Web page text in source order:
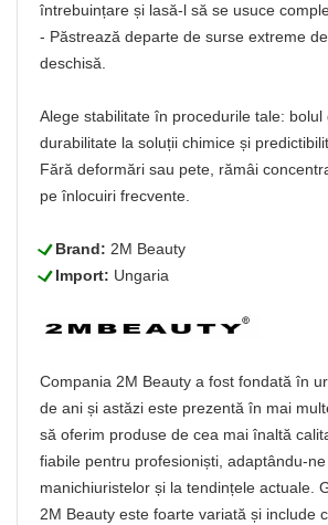
întrebuințare și lasă-l să se usuce
- Păstrează departe de surse extreme
deschisă.
Alege stabilitate în procedurile tale: bolul
durabilitate la soluții chimice și
Fără deformări sau pete, rămâi
pe înlocuiri frecvente.
LBrand: 2M Beauty
LImport: Ungaria
Compania 2M Beauty a fost fondată în
de ani și astăzi este prezentă în mai
să oferim produse de cea mai înaltă
fiabile pentru profesioniști, adaptându-
manichiuristelor și la tendințele actuale.
2M Beauty este foarte variată și include